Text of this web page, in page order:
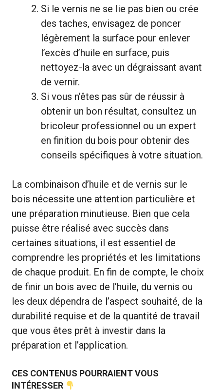
Si le vernis ne se lie pas bien ou crée
des taches, envisagez de poncer
légèrement la surface pour enlever
l’excès d’huile en surface, puis
nettoyez-la avec un dégraissant avant
de vernir.
Si vous n’êtes pas sûr de réussir à
obtenir un bon résultat, consultez un
bricoleur professionnel ou un expert
en finition du bois pour obtenir des
conseils spécifiques à votre situation.
La combinaison d’huile et de vernis sur le
bois nécessite une attention particulière et
une préparation minutieuse. Bien que cela
puisse être réalisé avec succès dans
certaines situations, il est essentiel de
comprendre les propriétés et les limitations
de chaque produit. En fin de compte, le choix
de finir un bois avec de l’huile, du vernis ou
les deux dépendra de l’aspect souhaité, de la
durabilité requise et de la quantité de travail
que vous êtes prêt à investir dans la
préparation et l’application.
CES CONTENUS POURRAIENT VOUS
INTÉRESSER